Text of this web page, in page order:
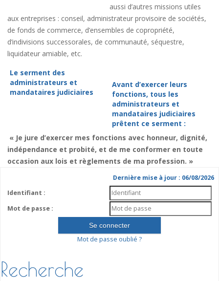
aussi d’autres missions utiles
aux entreprises : conseil, administrateur provisoire de sociétés,
de fonds de commerce, d’ensembles de copropriété,
d’indivisions successorales, de communauté, séquestre,
liquidateur amiable, etc.
Le serment des
administrateurs et
mandataires judiciaires
Avant d’exercer leurs
fonctions, tous les
administrateurs et
mandataires judiciaires
prêtent ce serment :
« Je jure d’exercer mes fonctions avec honneur, dignité,
indépendance et probité, et de me conformer en toute
occasion aux lois et règlements de ma profession. »
Dernière mise à jour : 06/08/2026
Identifiant :
Mot de passe :
Mot de passe oublié ?
Recherche